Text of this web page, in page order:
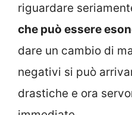
riguardare
che può essere
dare un cambio di
negativi si può
drastiche e ora